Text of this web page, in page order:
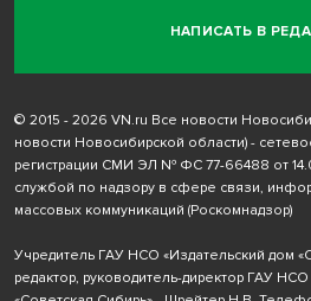
НАПИСАТЬ В
© 2015 - 2026 VN.ru Все новости
новости Новосибирской области) -
регистрации СМИ ЭЛ № ФС 77-66488 от
службой по надзору в сфере связи,
массовых коммуникаций (Роскомнадзор)
Учредитель ГАУ НСО «Издательский дом
редактор, руководитель-директор ГАУ